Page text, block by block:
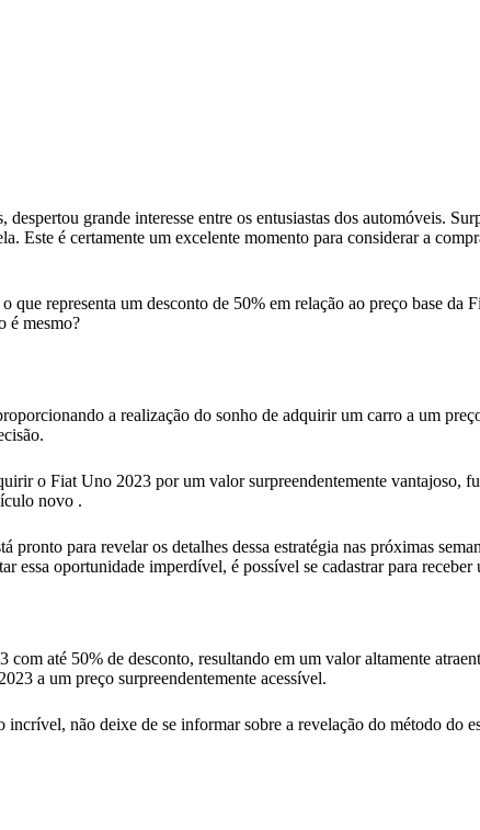
grande interesse entre os entusiastas dos automóveis.
Este é certamente um excelente momento para considerar a
representa um desconto de 50% em relação ao preço base da
é mesmo?
a realização do sonho de adquirir um carro a um
o Fiat Uno 2023 por um valor surpreendentemente vantajoso,
novo .
para revelar os detalhes dessa estratégia nas próximas
essa oportunidade imperdível, é possível se cadastrar para
até 50% de desconto, resultando em um valor altamente
a um preço surpreendentemente acessível.
não deixe de se informar sobre a revelação do método do